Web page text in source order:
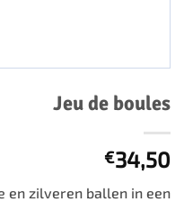
Jeu de boules
€34,50
en zilveren ballen in een